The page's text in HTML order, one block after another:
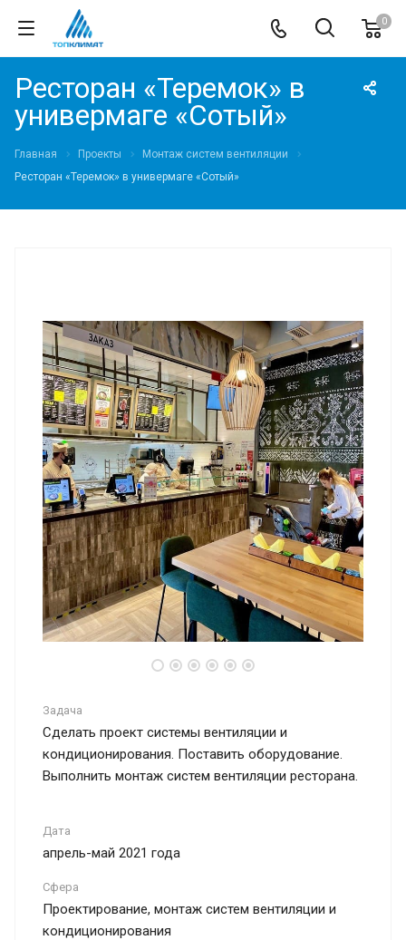
0
Ресторан «Теремок» в
универмаге «Сотый»
Главная Проекты
Монтаж систем вентиляции
Ресторан «Теремок» в универмаге «Сотый»
Задача
Сделать проект системы вентиляции и
кондиционирования. Поставить оборудование.
Выполнить монтаж систем вентиляции ресторана.
Дата
апрель-май 2021 года
Сфера
Проектирование, монтаж систем вентиляции и
кондиционирования